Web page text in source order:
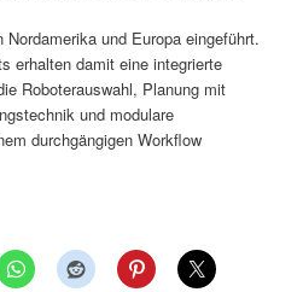
und Europa eingeführt.
erhalten damit eine integrierte
Roboterauswahl, Planung mit
und modulare
durchgängigen Workflow